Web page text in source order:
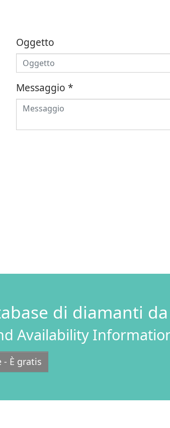
Oggetto
Messaggio *
di diamanti
Availability
- È gratis